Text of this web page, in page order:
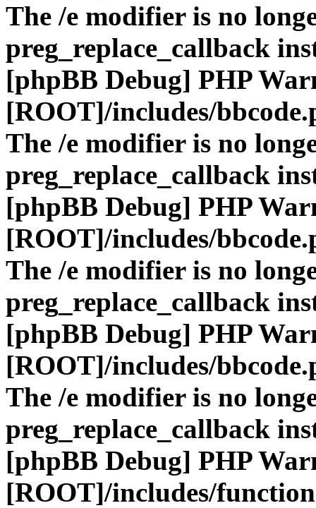
The /e modifier is no
preg_replace_callback
[phpBB Debug] PHP
[ROOT]/includes/
The /e modifier is no
preg_replace_callback
[phpBB Debug] PHP
[ROOT]/includes/
The /e modifier is no
preg_replace_callback
[phpBB Debug] PHP
[ROOT]/includes/
The /e modifier is no
preg_replace_callback
[phpBB Debug] PHP
[ROOT]/includes/